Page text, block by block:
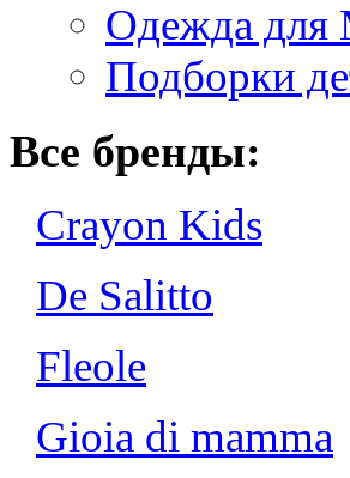
Одежда
Подборки
Все бренды:
Crayon Kids
De Salitto
Fleole
Gioia di mamma